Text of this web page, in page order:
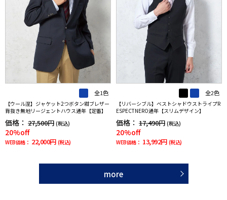
全1色
【ウール混】ジャケット2つボタン紺ブレザー
背抜き無地リージェントハウス通年【定番】
価格： 27,500円 (税込)
20%off
WEB価格： 22,000円 (税込)
全2色
【リバーシブル】ベストシャドウストライプR
ESPECTNERO通年【スリムデザイン】
価格： 17,490円 (税込)
20%off
WEB価格： 13,992円 (税込)
more